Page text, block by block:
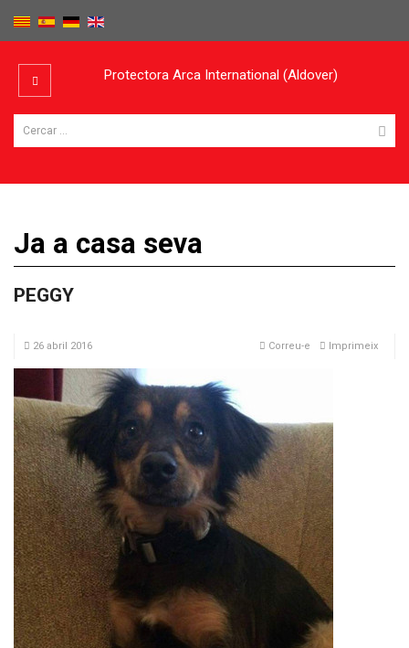
Protectora Arca International (Aldover)
Ja a casa seva
PEGGY
26 abril 2016 Imprimeix
Correu-e